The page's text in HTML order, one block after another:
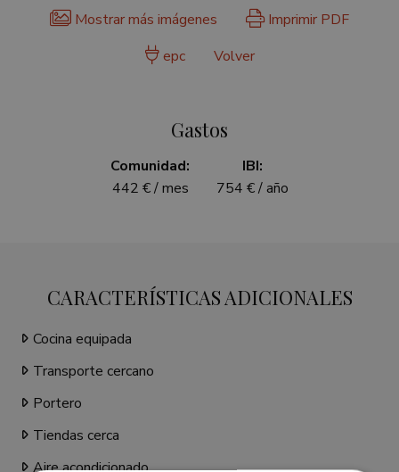
Mostrar más imágenes
Imprimir PDF
epc
Volver
Gastos
Comunidad:
442 € / mes
IBI:
754 € / año
CARACTERÍSTICAS ADICIONALES
Cocina equipada
Transporte cercano
Portero
Tiendas cerca
Aire acondicionado